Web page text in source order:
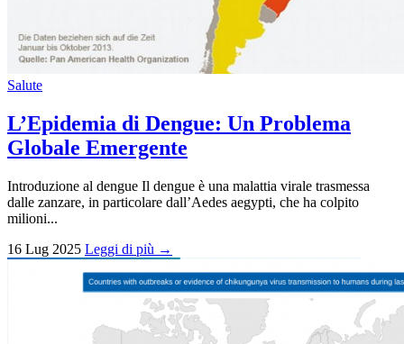
Salute
L’Epidemia di Dengue: Un Problema
Globale Emergente
Introduzione al dengue Il dengue è una malattia virale trasmessa
dalle zanzare, in particolare dall’Aedes aegypti, che ha colpito
milioni...
16 Lug 2025 Leggi di più →